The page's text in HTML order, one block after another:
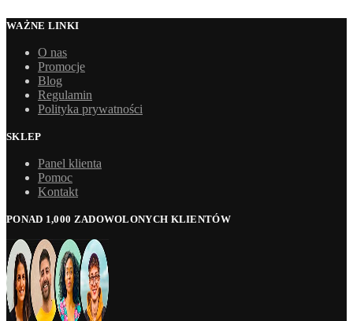
WAŻNE LINKI
O nas
Promocje
Blog
Regulamin
Polityka prywatności
SKLEP
Panel klienta
Pomoc
Kontakt
PONAD 1,000 ZADOWOLONYCH KLIENTÓW